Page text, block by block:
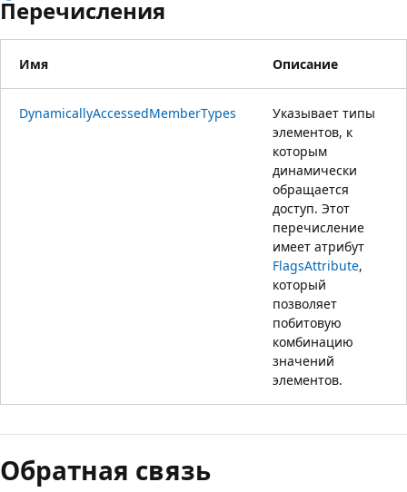
Перечисления
Имя Описание
DynamicallyAccessedMemberTypes
Указывает типы
элементов, к
которым
динамически
обращается
доступ. Этот
перечисление
имеет атрибут
FlagsAttribute,
который
позволяет
побитовую
комбинацию
значений
элементов.
Обратная связь